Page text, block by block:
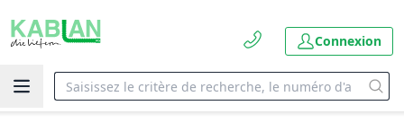
Connexion